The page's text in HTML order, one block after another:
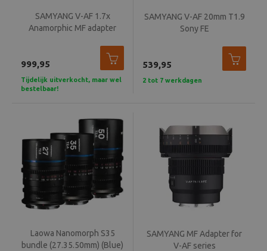
Studio
Beeld en bewerking
Verrekijker
Huren
SAMYANG V-AF 1.7x
Anamorphic MF adapter
999,95
Tijdelijk uitverkocht, maar wel
bestelbaar!
SAMYANG V-AF 20mm T1.9
Sony FE
539,95
2 tot 7 werkdagen
Laowa Nanomorph S35
bundle (27.35.50mm) (Blue)
SAMYANG MF Adapter for
V-AF series